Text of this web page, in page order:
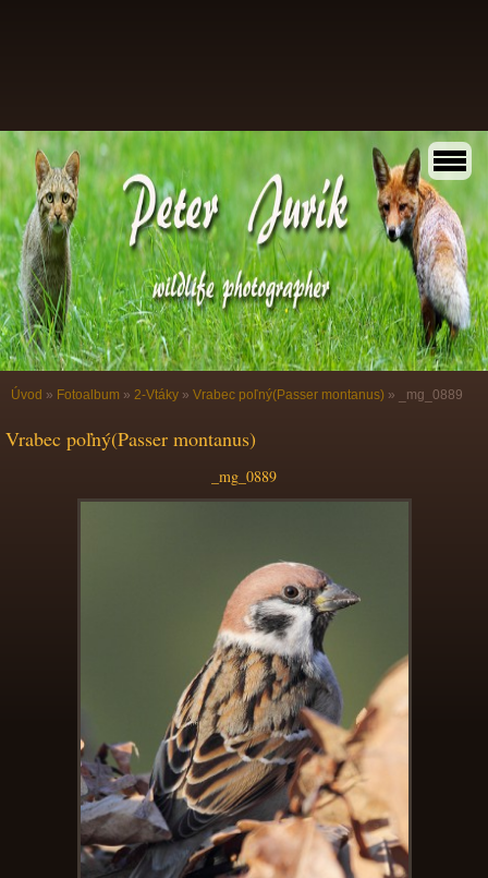
Úvod » Fotoalbum » 2-Vtáky » Vrabec poľný(Passer montanus) » _mg_0889
Vrabec poľný(Passer montanus)
_mg_0889